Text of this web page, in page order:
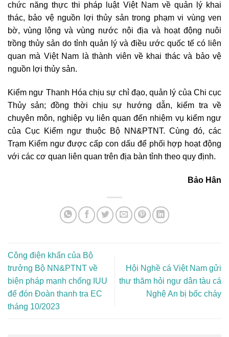
chức năng thực thi pháp luật Việt Nam về quản lý khai
thác, bảo vệ nguồn lợi thủy sản trong phạm vi vùng ven
bờ, vùng lộng và vùng nước nội địa và hoạt động nuôi
trồng thủy sản do tỉnh quản lý và điều ước quốc tế có liên
quan mà Việt Nam là thành viên về khai thác và bảo vệ
nguồn lợi thủy sản.
Kiểm ngư Thanh Hóa chịu sự chỉ đạo, quản lý của Chi cục
Thủy sản; đồng thời chịu sự hướng dẫn, kiểm tra về
chuyên môn, nghiệp vụ liên quan đến nhiệm vụ kiểm ngư
của Cục Kiểm ngư thuộc Bộ NN&PTNT. Cùng đó, các
Trạm Kiểm ngư được cấp con dấu để phối hợp hoạt động
với các cơ quan liên quan trên địa bàn tỉnh theo quy định.
Bảo Hân
Công điện khẩn của Bộ
trưởng Bộ NN&PTNT về
biện pháp mạnh chống IUU
để đón Đoàn thanh tra EC
tháng 10/2023
Hội Nghề cá Việt Nam gửi
thư thăm hỏi ngư dân tàu cá
Nghệ An bị bốc cháy